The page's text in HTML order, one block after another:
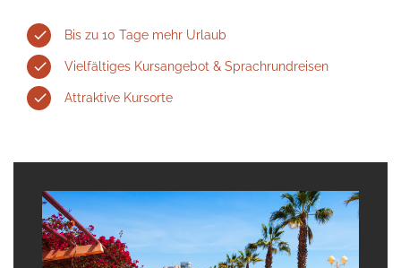
Bis zu 10 Tage mehr Urlaub
Vielfältiges Kursangebot & Sprachrundreisen
Attraktive Kursorte